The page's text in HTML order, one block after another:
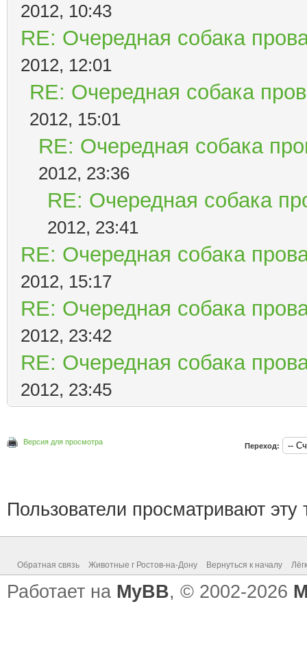
2012, 10:43
RE: Очередная собака
2012, 12:01
RE: Очередная собака
2012, 15:01
RE: Очередная собака
2012, 23:36
RE: Очередная собака
2012, 23:41
RE: Очередная собака
2012, 15:17
RE: Очередная собака
2012, 23:42
RE: Очередная собака
2012, 23:45
Версия для просмотра Переход:
Пользователи просматривают эту
Обратная связь Животные г Ростов-на-Дону Вернуться к началу
Работает на MyBB, © 2002-2026